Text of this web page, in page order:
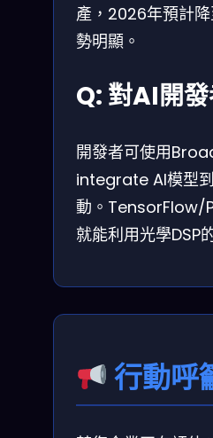
產，2026年預計
勢明顯。
Q: 對AI開
開發者可使用
integrate AI模型
動。TensorFlow/
就能利用光學DSP
行動呼